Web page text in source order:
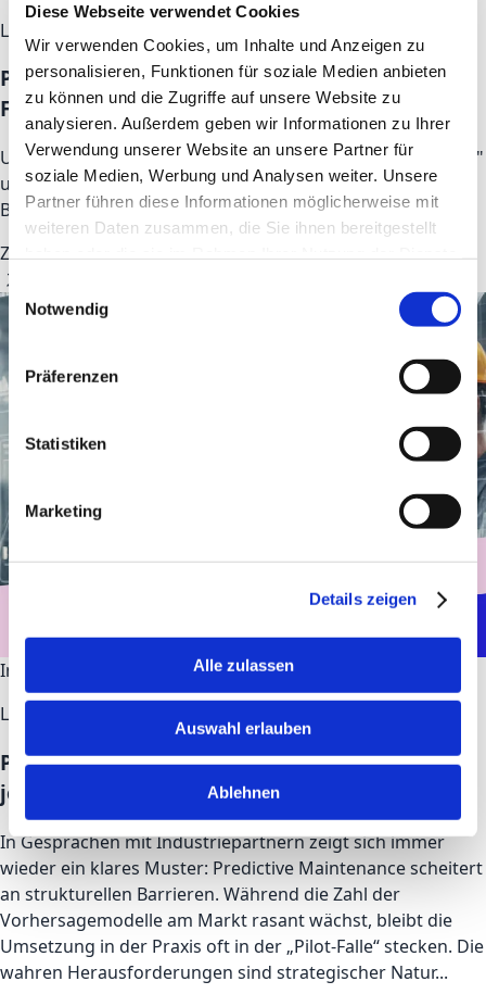
Diese Webseite verwendet Cookies
Wir verwenden Cookies, um Inhalte und Anzeigen zu
personalisieren, Funktionen für soziale Medien anbieten
zu können und die Zugriffe auf unsere Website zu
analysieren. Außerdem geben wir Informationen zu Ihrer
Verwendung unserer Website an unsere Partner für
soziale Medien, Werbung und Analysen weiter. Unsere
Partner führen diese Informationen möglicherweise mit
weiteren Daten zusammen, die Sie ihnen bereitgestellt
Einwilligungsauswahl
Notwendig
Präferenzen
Statistiken
Marketing
Details zeigen
Alle zulassen
Auswahl erlauben
Ablehnen
LOVEDIS Communications
Podcast: StartMiUp | Impact Festival |
Frankfurt: Mara Steinbrenner
Unsere CEO, Mara ist zu Gast im Podcast "Einfach Women"
und zeigt, wie nachhaltige Transformation auch ohne
Bullshit-Bingo möglich ist
Zum Artikel
Industry
Blog Post
LOVEDIS
Predictive Maintenance: Warum Unternehmen
jetzt handeln müssen
In Gesprächen mit Industriepartnern zeigt sich immer
wieder ein klares Muster: Predictive Maintenance scheitert
an strukturellen Barrieren. Während die Zahl der
Vorhersagemodelle am Markt rasant wächst, bleibt die
Umsetzung in der Praxis oft in der „Pilot-Falle“ stecken. Die
wahren Herausforderungen sind strategischer Natur...